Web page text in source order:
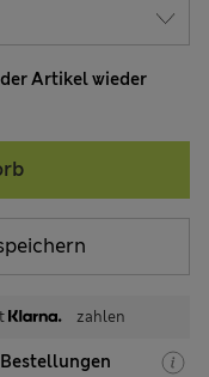
Artikel wieder
zahlen